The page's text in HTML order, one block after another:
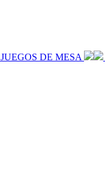
JUEGOS DE MESA